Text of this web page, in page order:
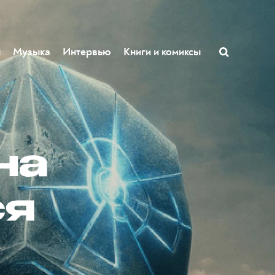
Музыка Интервью Книги и комиксы